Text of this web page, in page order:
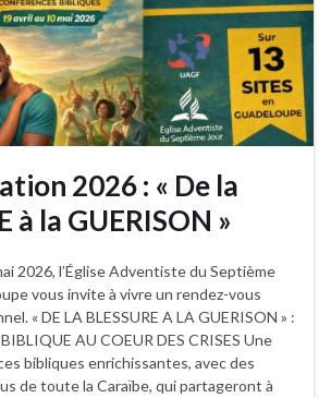
2026 : « De la
à la GUERISON »
2026, l’Église Adventiste du Septième
vous invite à vivre un rendez-vous
« DE LA BLESSURE A LA GUERISON » :
AU COEUR DES CRISES Une
bibliques enrichissantes, avec des
de toute la Caraïbe, qui partageront à